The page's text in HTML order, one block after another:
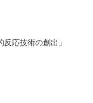
応技術の創出」